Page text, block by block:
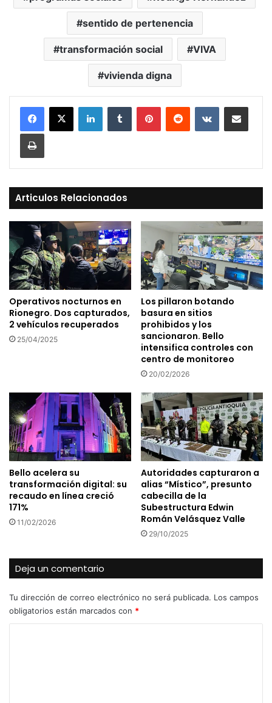
sentido de pertenencia
transformación social VIVA
vivienda digna
LinkedInTumblr PinterestReddit VKontakteCompartir vía Mail
Print
Articulos Relacionados
Operativos nocturnos en
Rionegro. Dos capturados,
2 vehículos recuperados
25/04/2025
Los pillaron botando
basura en sitios
prohibidos y los
sancionaron. Bello
intensifica controles con
centro de monitoreo
20/02/2026
Bello acelera su
transformación digital: su
recaudo en línea creció
171%
11/02/2026
Autoridades capturaron a
alias “Místico”, presunto
cabecilla de la
Subestructura Edwin
Román Velásquez Valle
29/10/2025
Deja un comentario
Tu dirección de correo electrónico no será publicada. Los campos
obligatorios están marcados con *